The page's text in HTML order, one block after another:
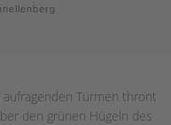
Türmen thront
den grünen Hügeln des